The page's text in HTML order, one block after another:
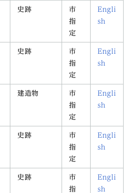
史跡
市
指
定
Engli
sh
史跡
市
指
定
Engli
sh
建造物
市
指
定
Engli
sh
史跡
市
指
定
Engli
sh
史跡
市
指
Engli
sh